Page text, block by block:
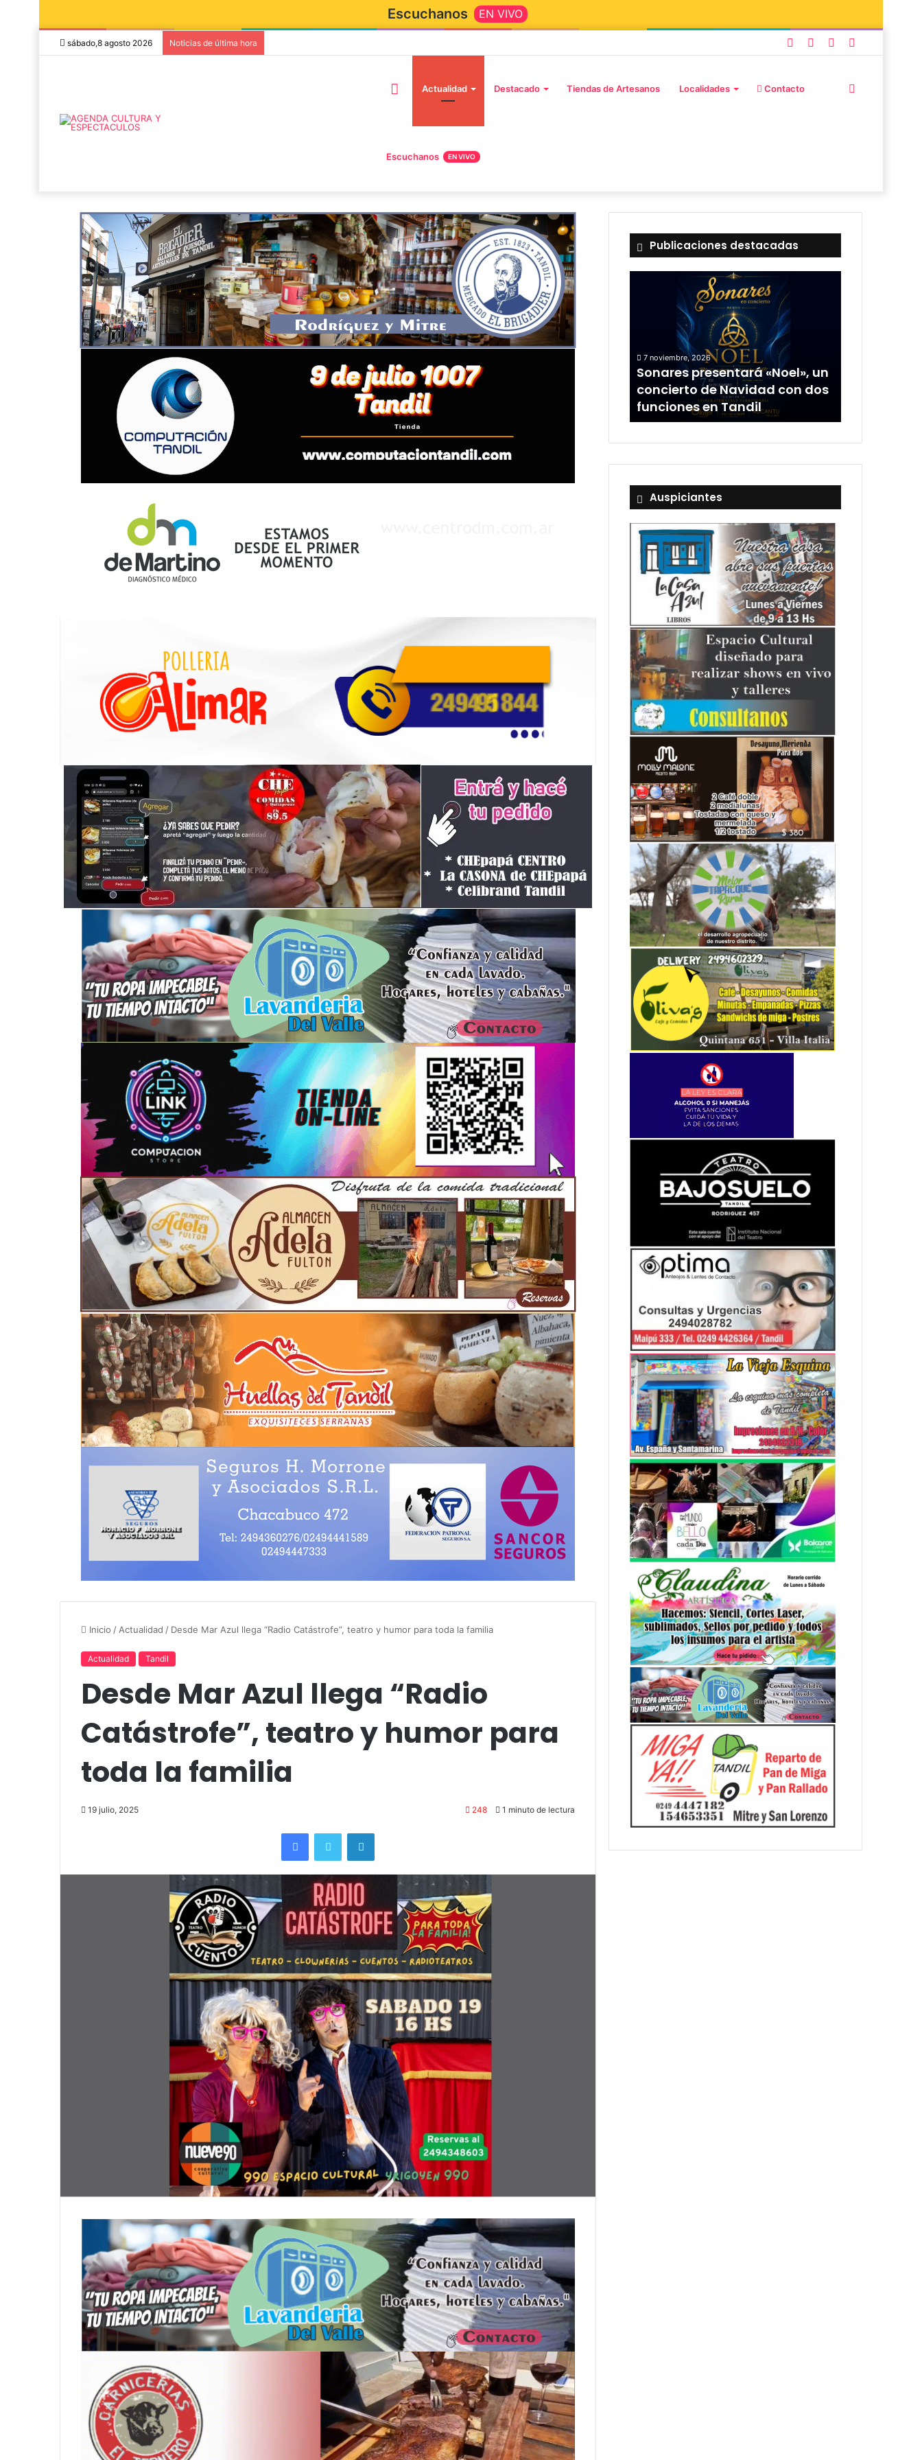
Escuchanos EN VIVO
sábado,8 agosto 2026 Noticias de última hora
Actualidad Destacado Tiendas de Artesanos Localidades Contacto
Escuchanos EN VIVO
Inicio / Actualidad / Desde Mar Azul llega “Radio Catástrofe”, teatro y humor para toda la familia
Actualidad Tandil
Desde Mar Azul llega “Radio
Catástrofe”, teatro y humor para
toda la familia
19 julio, 2025 248 1 minuto de lectura
Publicaciones destacadas
7 noviembre, 2026
Sonares presentará «Noel», un
concierto de Navidad con dos
funciones en Tandil
Auspiciantes